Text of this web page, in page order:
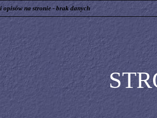
opisów na stronie - brak danych